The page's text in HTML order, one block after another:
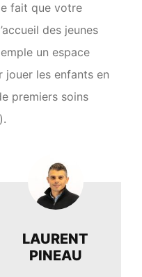
fait que votre
des jeunes
un espace
jouer les enfants en
premiers soins
LAURENT
PINEAU